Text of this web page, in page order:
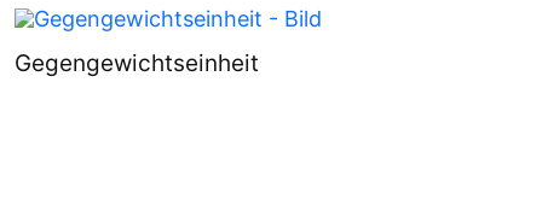
Gegengewichtseinheit